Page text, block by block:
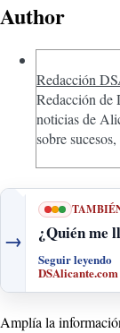
Author
Redacción
Redacción de
noticias de
sobre
→ ¿Quién me
Seguir leyendo
DSAlicante.com
Amplía la